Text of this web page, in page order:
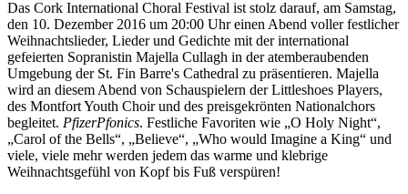
Ukrainian
Das Cork International Choral Festival ist stolz darauf, am Samstag,
den 10. Dezember 2016 um 20:00 Uhr einen Abend voller festlicher
Weihnachtslieder, Lieder und Gedichte mit der international
gefeierten Sopranistin Majella Cullagh in der atemberaubenden
Umgebung der St. Fin Barre's Cathedral zu präsentieren. Majella
wird an diesem Abend von Schauspielern der Littleshoes Players,
des Montfort Youth Choir und des preisgekrönten Nationalchors
begleitet. PfizerPfonics. Festliche Favoriten wie „O Holy Night“,
„Carol of the Bells“, „Believe“, „Who would Imagine a King“ und
viele, viele mehr werden jedem das warme und klebrige
Weihnachtsgefühl von Kopf bis Fuß verspüren!